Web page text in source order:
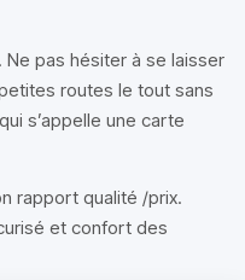
Ne pas hésiter à se laisser
routes le tout sans
s’appelle une carte
rapport qualité /prix.
et confort des